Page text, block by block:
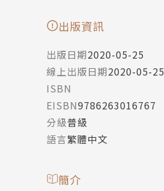
出版資訊
出版日期2020-05-25
線上出版日期2020-05-25
ISBN
EISBN9786263016767
分級普級
語言繁體中文
簡介